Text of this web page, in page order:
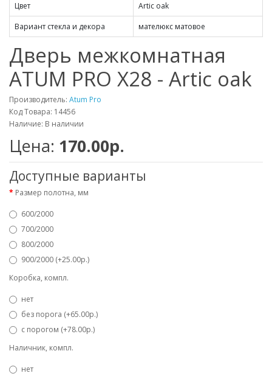
Цвет
Artic oak
Вариант стекла и декора
мателюкс матовое
Дверь межкомнатная
ATUM PRO Х28 - Artic oak
Производитель: Atum Pro
Код Товара: 14456
Наличие: В наличии
Цена: 170.00р.
Доступные варианты
Размер полотна, мм
600/2000
700/2000
800/2000
900/2000 (+25.00р.)
Коробка, компл.
нет
без порога (+65.00р.)
с порогом (+78.00р.)
Наличник, компл.
нет